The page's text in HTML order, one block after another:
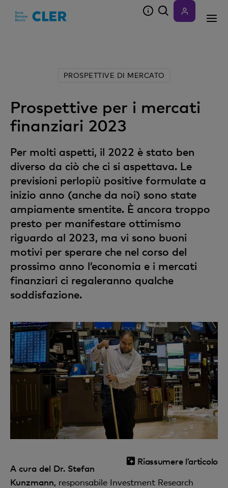
PROSPETTIVE DI MERCATO
Prospettive per i mercati
finanziari 2023
Per molti aspetti, il 2022 è stato ben
diverso da ciò che ci si aspettava. Le
previsioni perlopiù positive formulate a
inizio anno (anche da noi) sono state
ampiamente smentite. È ancora troppo
presto per manifestare ottimismo
riguardo al 2023, ma vi sono buoni
motivi per sperare che nel corso del
prossimo anno l’economia e i mercati
finanziari ci regaleranno qualche
soddisfazione.
Riassumere l’articolo
A cura del Dr. Stefan
Kunzmann, responsabile Investment Research